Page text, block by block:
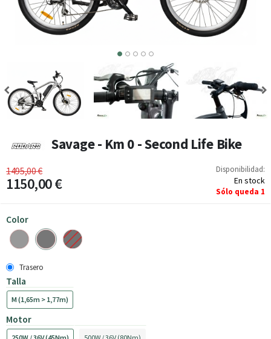
Savage - Km 0 - Second Life Bike
1495,00 €
1150,00 €
Disponibilidad:
En stock
Sólo queda 1
Color
Trasero
Talla
M (1,65m > 1,77m)
Motor